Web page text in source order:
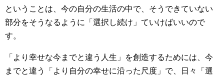
ということは、今の自分の生活の中で、そうできていない
部分をそうなるように「選択し続け」ていけばいいので
す。
「より幸せな今までと違う人生」を創造するためには、今
までと違う「より自分の幸せに沿った尺度」で、日々「選